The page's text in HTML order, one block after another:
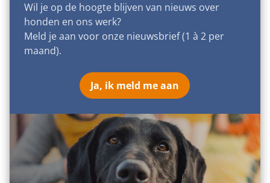
Wil je op de hoogte blijven van nieuws over
honden en ons werk?
Meld je aan voor onze nieuwsbrief (1 à 2 per
maand).
Ja, ik meld me aan